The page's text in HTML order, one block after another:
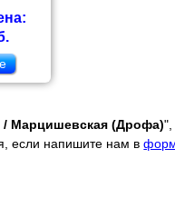
/ Марцишевская (Дрофа)",
если напишите нам в